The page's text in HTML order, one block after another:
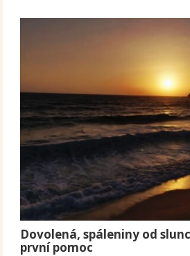
Dovolená, spáleniny od
první pomoc